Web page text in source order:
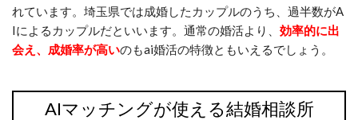
れています。埼玉県では成婚したカップルのうち、過半数がA
Iによるカップルだといいます。通常の婚活より、 効率的に出
会え、成婚率が高いのもai婚活の特徴ともいえるでしょう。
AIマッチングが使える結婚相談所